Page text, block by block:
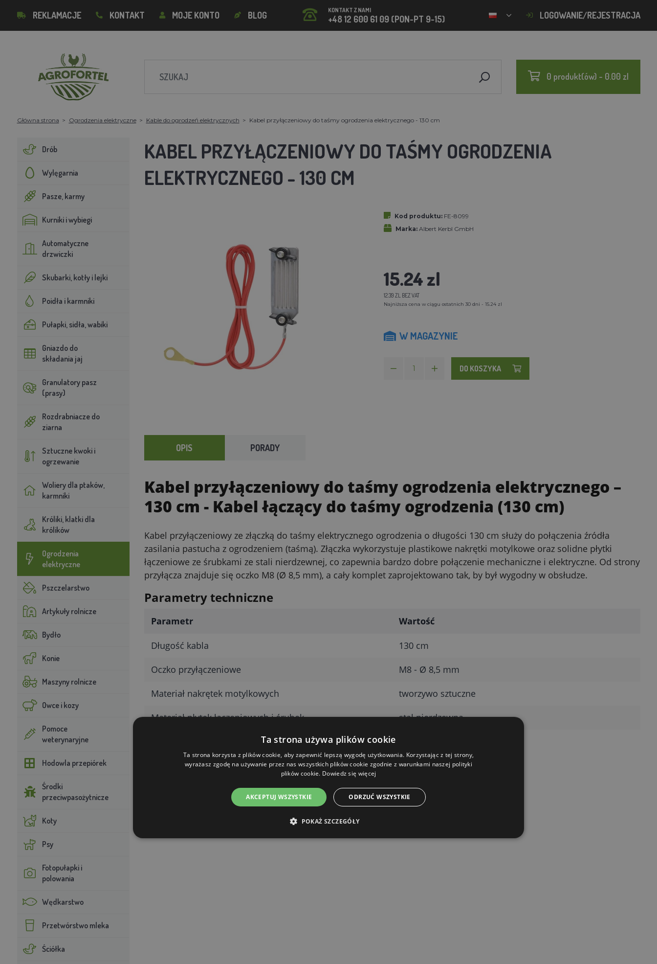
REKLAMACJE KONTAKT MOJE KONTO BLOG KONTAKT Z NAMI
+48 12 600 61 09 (PON-PT 9-15) LOGOWANIE/REJESTRACJA
0 produkt(ów) - 0.00 zl
Główna strona Ogrodzenia elektryczne Kable do ogrodzeń elektrycznych Kabel przyłączeniowy do taśmy ogrodzenia elektrycznego - 130 cm
Drób
Wylęgarnia
Pasze, karmy
Kurniki i wybiegi
Automatyczne
drzwiczki
Skubarki, kotły i lejki
Poidła i karmniki
Pułapki, sidła, wabiki
Gniazdo do
składania jaj
Granulatory pasz
(prasy)
Rozdrabniacze do
ziarna
Sztuczne kwoki i
ogrzewanie
Woliery dla ptaków,
karmniki
Króliki, klatki dla
królików
Ogrodzenia
elektryczne
Pszczelarstwo
Artykuły rolnicze
Bydło
Konie
Maszyny rolnicze
Owce i kozy
Pomoce
weterynaryjne
Hodowla przepiórek
Środki
przeciwpasożytnicze
Koty
Psy
Fotopułapki i
polowania
Wędkarstwo
Przetwórstwo mleka
Ściółka
KABEL PRZYŁĄCZENIOWY DO TAŚMY OGRODZENIA
ELEKTRYCZNEGO - 130 CM
Kod produktu: FE-8099
Marka: Albert Kerbl GmbH
15.24 zl
12.39 ZL BEZ VAT
Najniższa cena w ciągu ostatnich 30 dni - 15.24 zl
W MAGAZYNIE
DO KOSZYKA
OPIS PORADY
Kabel przyłączeniowy do taśmy ogrodzenia elektrycznego –
130 cm - Kabel łączący do taśmy ogrodzenia (130 cm)
Kabel przyłączeniowy ze złączką do taśmy elektrycznego ogrodzenia o długości 130 cm służy do połączenia źródła
zasilania pastucha z ogrodzeniem (taśmą). Złączka wykorzystuje plastikowe nakrętki motylkowe oraz solidne płytki
łączeniowe ze śrubkami ze stali nierdzewnej, co zapewnia bardzo dobre połączenie mechaniczne i elektryczne. Od strony
przyłącza znajduje się oczko M8 (Ø 8,5 mm), a cały komplet zaprojektowano tak, by był wygodny w obsłudze.
Parametry techniczne
Parametr Wartość
Długość kabla 130 cm
Oczko przyłączeniowe M8 - Ø 8,5 mm
Materiał nakrętek motylkowych tworzywo sztuczne
Materiał płytek łączeniowych i śrubek stal nierdzewna
Ta strona używa plików cookie
Ta strona korzysta z plików cookie, aby zapewnić lepszą wygodę użytkowania. Korzystając z tej strony,
wyrażasz zgodę na używanie przez nas wszystkich plików cookie zgodnie z warunkami naszej polityki
plików cookie. Dowiedz się więcej
AKCEPTUJ WSZYSTKIE ODRZUĆ WSZYSTKIE
POKAŻ SZCZEGÓŁY